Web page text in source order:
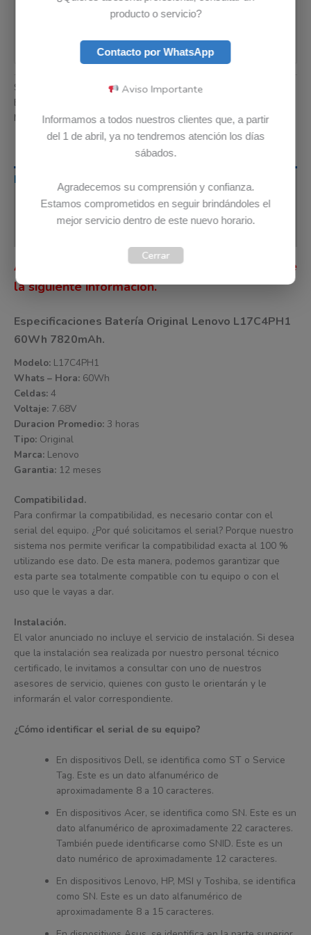
SKU: Categoría:Baterias
Etiquetas:
Marca:Lenovo
Información adicional
Antes de comprar, por favor lee detenidamente
la siguiente información.
Especificaciones Batería Original Lenovo L17C4PH1
60Wh 7820mAh.
Modelo: L17C4PH1
Whats – Hora: 60Wh
Celdas: 4
Voltaje: 7.68V
Duracion Promedio: 3 horas
Tipo: Original
Marca: Lenovo
Garantia: 12 meses
Compatibilidad.
Para confirmar la compatibilidad, es necesario contar con el
serial del equipo. ¿Por qué solicitamos el serial? Porque nuestro
sistema nos permite verificar la compatibilidad exacta al 100 %
utilizando ese dato. De esta manera, podemos garantizar que
esta parte sea totalmente compatible con tu equipo o con el
uso que le vayas a dar.
Instalación.
El valor anunciado no incluye el servicio de instalación. Si desea
que la instalación sea realizada por nuestro personal técnico
certificado, le invitamos a consultar con uno de nuestros
asesores de servicio, quienes con gusto le orientarán y le
informarán el valor correspondiente.
¿Cómo identificar el serial de su equipo?
En dispositivos Dell, se identifica como ST o Service
Tag. Este es un dato alfanumérico de
aproximadamente 8 a 10 caracteres.
En dispositivos Acer, se identifica como SN. Este es un
dato alfanumérico de aproximadamente 22 caracteres.
También puede identificarse como SNID. Este es un
dato numérico de aproximadamente 12 caracteres.
En dispositivos Lenovo, HP, MSI y Toshiba, se identifica
como SN. Este es un dato alfanumérico de
aproximadamente 8 a 15 caracteres.
producto o servicio?
Contacto por WhatsApp
Aviso Importante
Informamos a todos nuestros clientes que, a partir
del 1 de abril, ya no tendremos atención los días
sábados.
Agradecemos su comprensión y confianza.
Estamos comprometidos en seguir brindándoles el
mejor servicio dentro de este nuevo horario.
Cerrar